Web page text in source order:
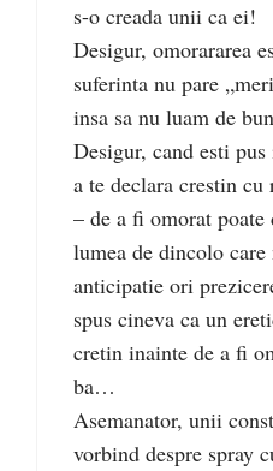
s-o creada unii ca ei!
Desigur, omorararea
suferinta nu pare
insa sa nu luam de
Desigur, cand esti
a te declara crestin
– de a fi omorat
lumea de dincolo care
anticipatie ori
spus cineva ca un
cretin inainte de a fi
ba…
Asemanator, unii
vorbind despre spray